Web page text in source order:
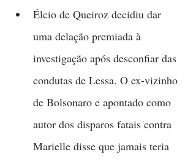
Élcio de Queiroz decidiu dar
uma delação premiada à
investigação após desconfiar das
condutas de Lessa. O ex-vizinho
de Bolsonaro e apontado como
autor dos disparos fatais contra
Marielle disse que jamais teria